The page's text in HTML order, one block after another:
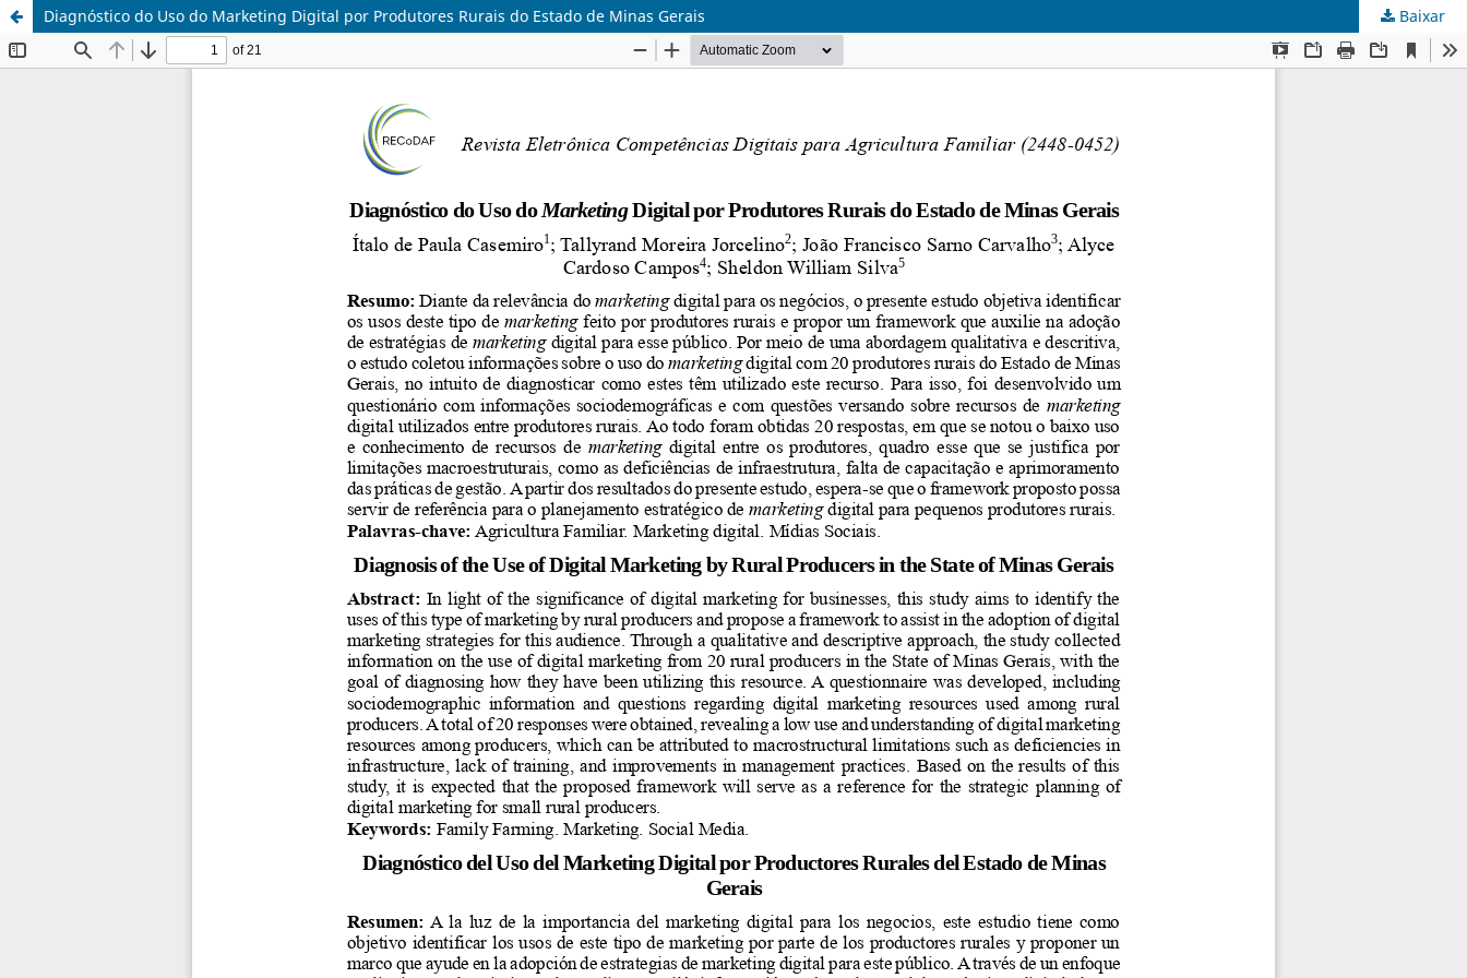
Diagnóstico do Uso do Marketing Digital por Produtores Rurais do Estado de Minas Gerais Baixar